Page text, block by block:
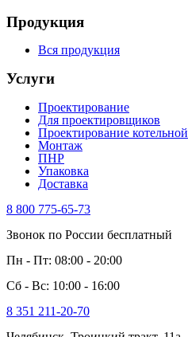
Продукция
Вся продукция
Услуги
Проектирование
Для проектировщиков
Проектирование котельной
Монтаж
ПНР
Упаковка
Доставка
8 800 775-65-73
Звонок по России бесплатный
Пн - Пт: 08:00 - 20:00
Сб - Вс: 10:00 - 16:00
8 351 211-20-70